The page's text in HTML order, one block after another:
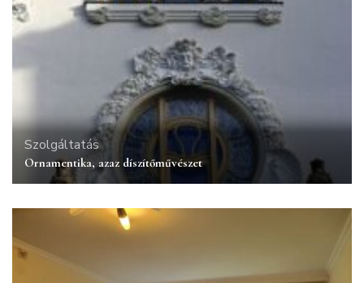
Szolgáltatás
Ornamentika, azaz díszítőművészet